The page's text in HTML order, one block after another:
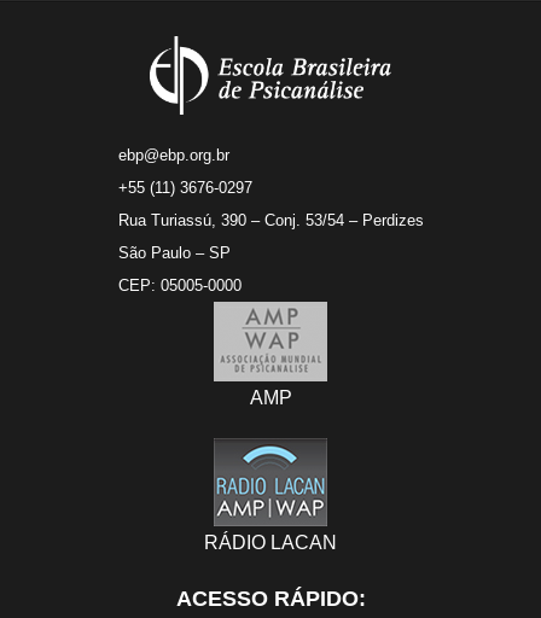
ebp@ebp.org.br
+55 (11) 3676-0297
Rua Turiassú, 390 – Conj. 53/54 – Perdizes
São Paulo – SP
CEP: 05005-0000
AMP
RÁDIO LACAN
ACESSO RÁPIDO: